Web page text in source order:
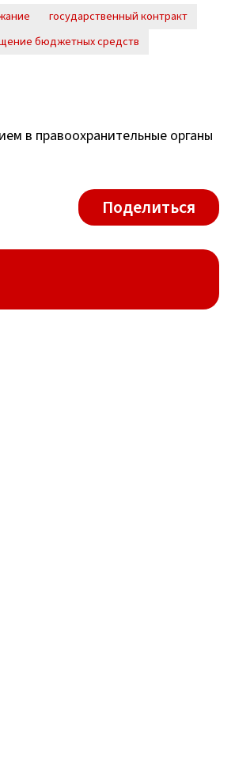
государственный контракт
бюджетных средств
в правоохранительные органы
Поделиться